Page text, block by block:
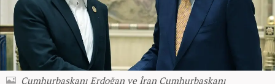
Cumhurbaşkanı Erdoğan ve İran Cumhurbaşkanı